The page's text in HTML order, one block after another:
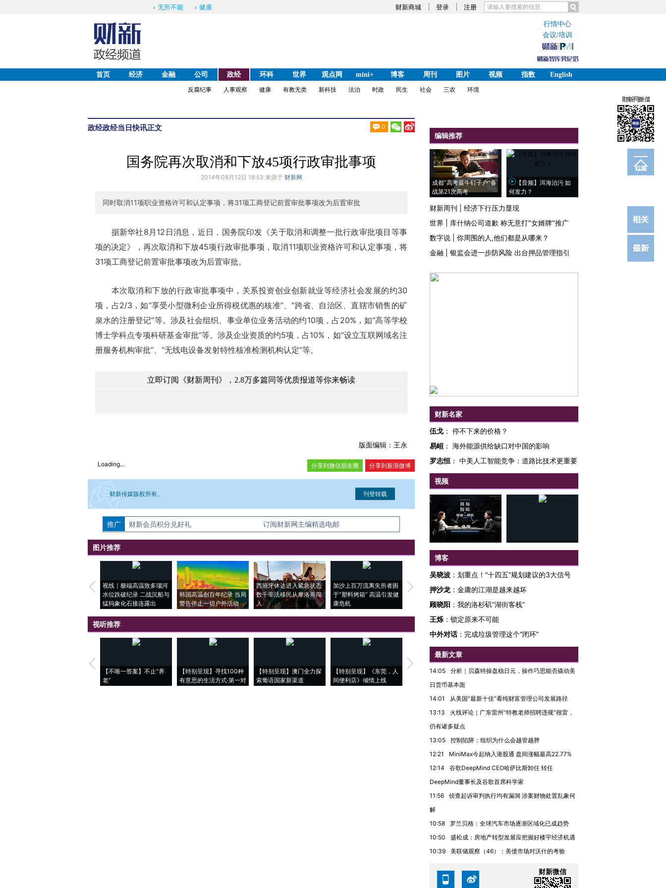
财新商城 登录 注册
无所不能 健康
行情中心
会议/培训
首页 经济 金融 公司 政经 环科 世界 观点网 mini+ 博客 周刊 图片 视频 指数
English
反腐纪事
人事观察 健康 有教无类 新科技 法治 时政 民生 社会 三农 环境
政经政经当日快讯正文 0
订阅
电邮
国务院再次取消和下放45项行政审批事项
2014年08月12日 18:53 来源于 财新网
同时取消11项职业资格许可和认定事项，将31项工商登记前置审批事项改为后置审批
据新华社8月12日消息，近日，国务院印发《关于取消和调整一批行政审批项目等事
项的决定》，再次取消和下放45项行政审批事项，取消11项职业资格许可和认定事项，将
31项工商登记前置审批事项改为后置审批。
本次取消和下放的行政审批事项中，关系投资创业创新就业等经济社会发展的约30
项，占2/3，如“享受小型微利企业所得税优惠的核准”、“跨省、自治区、直辖市销售的矿
泉水的注册登记”等。涉及社会组织、事业单位业务活动的约10项，占20%，如“高等学校
博士学科点专项科研基金审批”等。涉及企业资质的约5项，占10%，如“设立互联网域名注
册服务机构审批”、“无线电设备发射特性核准检测机构认定”等。
立即订阅《财新周刊》，2.8万多篇同等优质报道等你来畅读
版面编辑：王永
Loading... 分享到新浪微博
分享到微信朋友圈
财新传媒版权所有。
如需刊登转载请点击右侧按钮，提交相关信息。经确认即可刊登转载。
推广 财新会员积分兑好礼 订阅财新网主编精选电邮
图片推荐
视线｜极端高温致多瑙河
水位跌破纪录 二战沉船与
猛犸象化石接连露出
韩国高温创百年纪录 当局
警告停止一切户外活动
西班牙休达进入紧急状态
数千非法移民从摩洛哥闯
入
加沙上百万流离失所者困
于“塑料烤箱” 高温引发健
康危机
马航飞行员跨国走私7万
粒摇头丸 尿检体内含3种
泽连斯基密集出访美英 索
要防空导弹“救急”
视听推荐
【不唯一答案】不止“养
老”
【特别呈现】寻找100种
有意思的生活方式·第一对
【特别呈现】澳门全力探
索葡语国家新渠道
【特别呈现】《东莞，人
间便利店》倾情上线
【推广】走进第四届链博
会，让数智科技“链”接产
【特别呈现】寻找100种
【商旅对话】华住集团
CFO：不靠规模取胜，华
编辑推荐
成都“高考最牛钉子户”备
战第21次高考
【音频】洱海治污 如
何发力？
财新周刊
经济下行压力显现
世界
库什纳公司道歉 称无意打"女婿牌"推广
数字说
你周围的人,他们都是从哪来？
金融
银监会进一步防风险 出台押品管理指引
财新名家
伍戈 ： 停不下来的价格？
易峘 ： 海外能源供给缺口对中国的影响
罗志恒 ： 中美人工智能竞争：道路比技术更重要
视频
博客
吴晓波 ： 划重点！“十四五”规划建议的3大信号
押沙龙 ： 金庸的江湖是越来越坏
顾晓阳 ： 我的洛杉矶“湖街客栈”
王烁 ： 锁定原来不可能
中外对话： 完成垃圾管理这个“闭环”
最新文章
14:05
分析｜贝森特操盘稳日元，操作巧思能否撬动美
日货币基本面
14:01
从美国“最新十佳”看纯财富管理公司发展路径
13:13
火线评论｜广东雷州“特教老师招聘违规”很雷，
仍有诸多疑点
13:05
控制陷阱：组织为什么会越管越胖
12:21
MiniMax今起纳入港股通 盘间涨幅最高22.77%
12:14
谷歌DeepMind CEO哈萨比斯卸任 转任
DeepMind董事长及谷歌首席科学家
11:56
侦查起诉审判执行均有漏洞 涉案财物处置乱象何
解
10:58
罗兰贝格：全球汽车市场逐渐区域化已成趋势
10:50
盛松成：房地产转型发展应把握好楼宇经济机遇
10:39
美联储观察（46）：美债市场对沃什的考验
财新微信